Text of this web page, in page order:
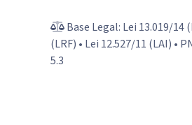
Base Legal: Lei 13.019/14
(LRF) • Lei 12.527/11 (LAI) •
5.3